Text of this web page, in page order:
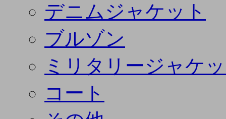
デニムジャケット
ブルゾン
ミリタリージャケ
コート